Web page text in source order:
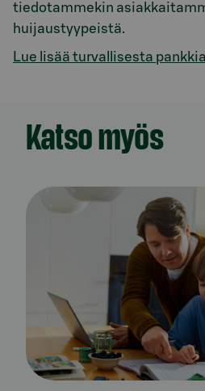
tiedotammekin
huijaustyypeistä.
Lue lisää turvallisesta
Katso myös